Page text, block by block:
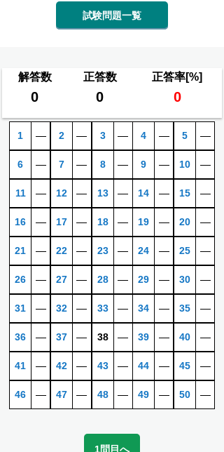
試験問題一覧
解答数 正答数 正答率[%]
0 0 0
1 ―
6 ―
11 ―
16 ―
21 ―
26 ―
31 ―
36 ―
41 ―
46 ―
2 ―
7 ―
12 ―
17 ―
22 ―
27 ―
32 ―
37 ―
42 ―
47 ―
3 ―
8 ―
13 ―
18 ―
23 ―
28 ―
33 ―
38 ―
43 ―
48 ―
4 ―
9 ―
14 ―
19 ―
24 ―
29 ―
34 ―
39 ―
44 ―
49 ―
5 ―
10 ―
15 ―
20 ―
25 ―
30 ―
35 ―
40 ―
45 ―
50 ―
1問目へ